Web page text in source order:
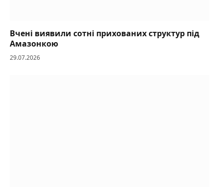
Вчені виявили сотні прихованих структур під
Амазонкою
29.07.2026